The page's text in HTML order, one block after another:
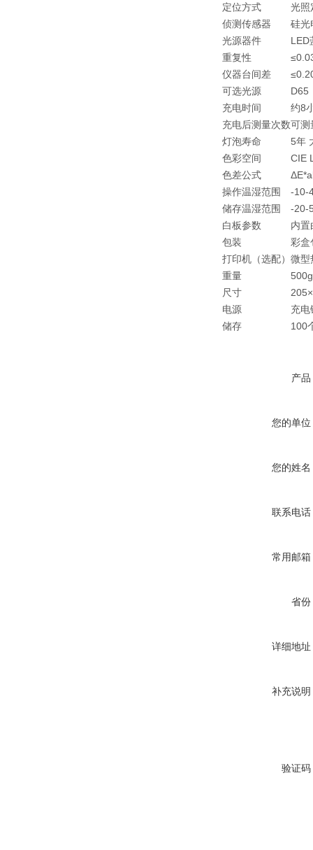
定位方式
光照
侦测传感器
硅光
光源器件
LED
重复性
仪器台间差
可选光源
D65
充电时间
约8
充电后测量次数可测
灯泡寿命
5年
色彩空间
CIE
色差公式
操作温湿范围
-10-
储存温湿范围
-20-
白板参数
内
包装
彩盒
打印机（选配） 微型
重量
500g
尺寸
电源
充电
储存
100
产品
您的单位
您的姓名
联系电话
常用邮箱
省份
详细地址
补充说明
验证码